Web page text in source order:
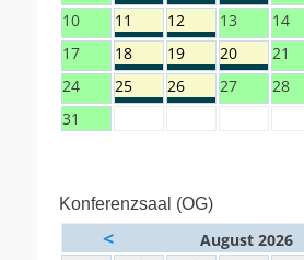
10
11 12 13 14
17
18 19 20 21
24
25 26 27 28
31
Konferenzsaal (OG)
< August 2026